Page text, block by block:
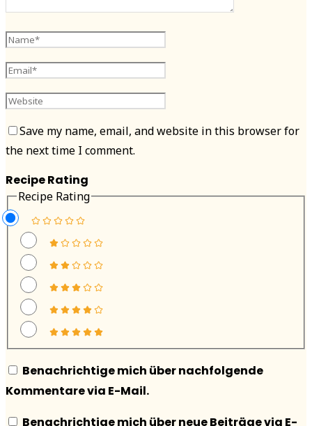
Save my name, email, and website in this browser for
the next time I comment.
Recipe Rating
Recipe Rating
Benachrichtige mich über nachfolgende
Kommentare via E-Mail.
Benachrichtige mich über neue Beiträge via E-